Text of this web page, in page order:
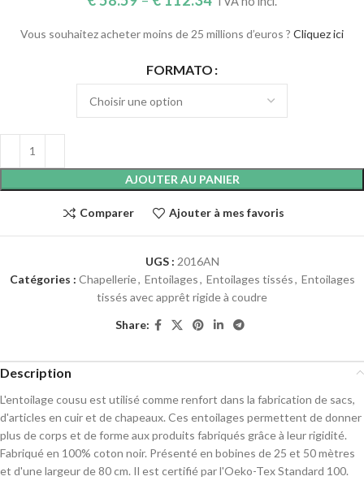
Vous souhaitez acheter moins de 25 millions d’euros ? Cliquez ici
FORMATO
AJOUTER AU PANIER
Comparer Ajouter à mes favoris
UGS : 2016AN
Catégories : Chapellerie, Entoilages, Entoilages tissés, Entoilages
tissés avec apprêt rigide à coudre
Share:
Description
L'entoilage cousu est utilisé comme renfort dans la fabrication de sacs,
d'articles en cuir et de chapeaux. Ces entoilages permettent de donner
plus de corps et de forme aux produits fabriqués grâce à leur rigidité.
Fabriqué en 100% coton noir. Présenté en bobines de 25 et 50 mètres
et d'une largeur de 80 cm. Il est certifié par l'Oeko-Tex Standard 100.